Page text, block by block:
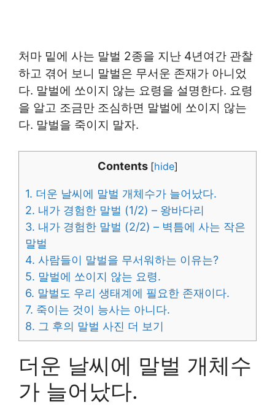
처마 밑에 사는 말벌 2종을 지난 4년여간 관찰
하고 겪어 보니 말벌은 무서운 존재가 아니었
다. 말벌에 쏘이지 않는 요령을 설명한다. 요령
을 알고 조금만 조심하면 말벌에 쏘이지 않는
다. 말벌을 죽이지 말자.
Contents [hide]
1. 더운 날씨에 말벌 개체수가 늘어났다.
2. 내가 경험한 말벌 (1/2) – 왕바다리
3. 내가 경험한 말벌 (2/2) – 벽틈에 사는 작은
말벌
4. 사람들이 말벌을 무서워하는 이유는?
5. 말벌에 쏘이지 않는 요령.
6. 말벌도 우리 생태계에 필요한 존재이다.
7. 죽이는 것이 능사는 아니다.
8. 그 후의 말벌 사진 더 보기
더운 날씨에 말벌 개체수
가 늘어났다.